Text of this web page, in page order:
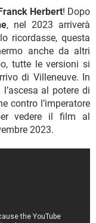
Herbert! Dopo
, nel 2023 arriverà
ricordasse, questa
anche da altri
tutte le versioni si
di Villeneuve. In
al potere di
contro l’imperatore
vedere il film al
2023.